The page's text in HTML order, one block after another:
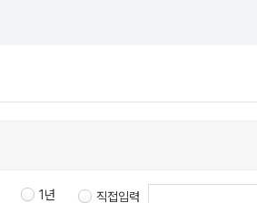
1년 직접입력